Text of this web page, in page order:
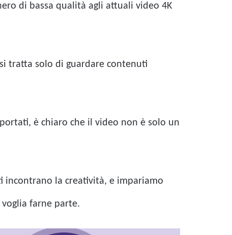
di bassa qualità agli attuali video 4K
tratta solo di guardare contenuti
è chiaro che il video non è solo un
incontrano la creatività, e impariamo
farne parte.